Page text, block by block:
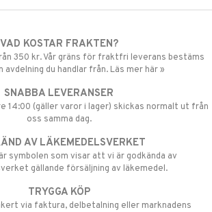
VAD KOSTAR FRAKTEN?
350 kr. Vår gräns för fraktfri leverans bestäms
avdelning du handlar från. Läs mer här »
SNABBA LEVERANSER
14:00 (gäller varor i lager) skickas normalt ut från
oss samma dag.
AV LÄKEMEDELSVERKET
symbolen som visar att vi är godkända av
gällande försäljning av läkemedel.
TRYGGA KÖP
via faktura, delbetalning eller marknadens